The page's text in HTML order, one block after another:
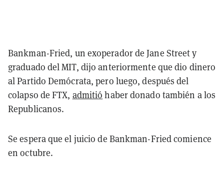
Bankman-Fried, un exoperador de Jane Street y
graduado del MIT, dijo anteriormente que dio dinero
al Partido Demócrata, pero luego, después del
colapso de FTX, admitió haber donado también a los
Republicanos.
Se espera que el juicio de Bankman-Fried comience
en octubre.